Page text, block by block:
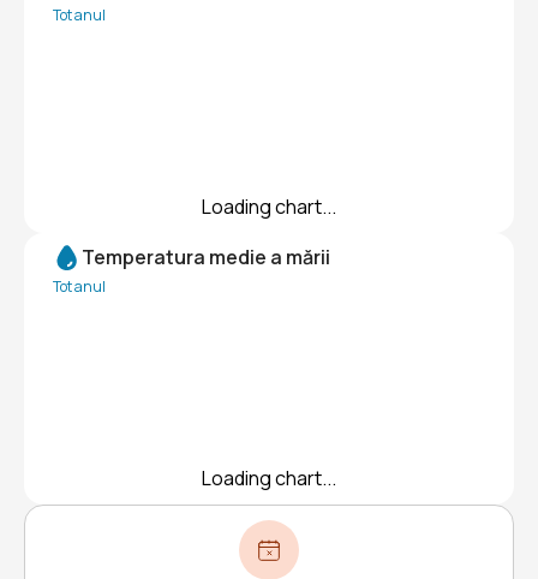
Tot anul
Loading chart...
Temperatura medie a mării
Tot anul
Loading chart...